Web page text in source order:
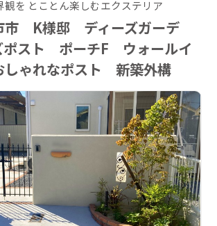
観を とことん楽しむエクステリア
市 K様邸 ディーズガーデ
スト ポーチF ウォールイ
ゃれなポスト 新築外構